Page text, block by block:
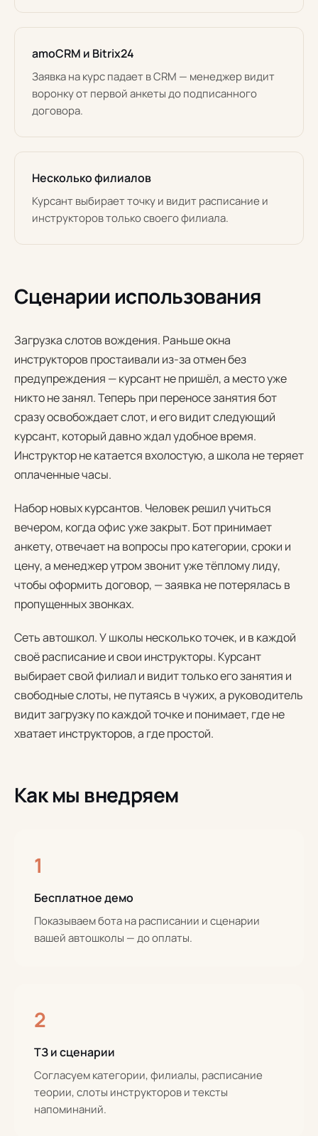
amoCRM и Bitrix24
Заявка на курс падает в CRM — менеджер видит
воронку от первой анкеты до подписанного
договора.
Несколько филиалов
Курсант выбирает точку и видит расписание и
инструкторов только своего филиала.
Сценарии использования
Загрузка слотов вождения. Раньше окна
инструкторов простаивали из-за отмен без
предупреждения — курсант не пришёл, а место уже
никто не занял. Теперь при переносе занятия бот
сразу освобождает слот, и его видит следующий
курсант, который давно ждал удобное время.
Инструктор не катается вхолостую, а школа не теряет
оплаченные часы.
Набор новых курсантов. Человек решил учиться
вечером, когда офис уже закрыт. Бот принимает
анкету, отвечает на вопросы про категории, сроки и
цену, а менеджер утром звонит уже тёплому лиду,
чтобы оформить договор, — заявка не потерялась в
пропущенных звонках.
Сеть автошкол. У школы несколько точек, и в каждой
своё расписание и свои инструкторы. Курсант
выбирает свой филиал и видит только его занятия и
свободные слоты, не путаясь в чужих, а руководитель
видит загрузку по каждой точке и понимает, где не
хватает инструкторов, а где простой.
Как мы внедряем
1
Бесплатное демо
Показываем бота на расписании и сценарии
вашей автошколы — до оплаты.
2
ТЗ и сценарии
Согласуем категории, филиалы, расписание
теории, слоты инструкторов и тексты
напоминаний.